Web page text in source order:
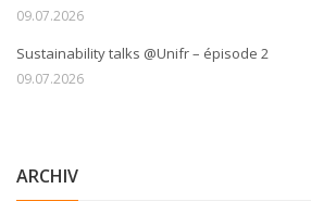
09.07.2026
Sustainability talks @Unifr – épisode 2
09.07.2026
ARCHIV